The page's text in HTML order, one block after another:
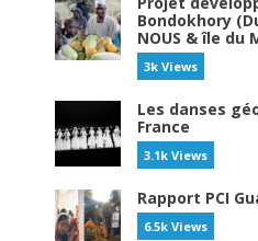
Bondokhory
NOUS & île du
3k Views
Les danses
France
3.1k Views
Rapport PCI
6.5k Views